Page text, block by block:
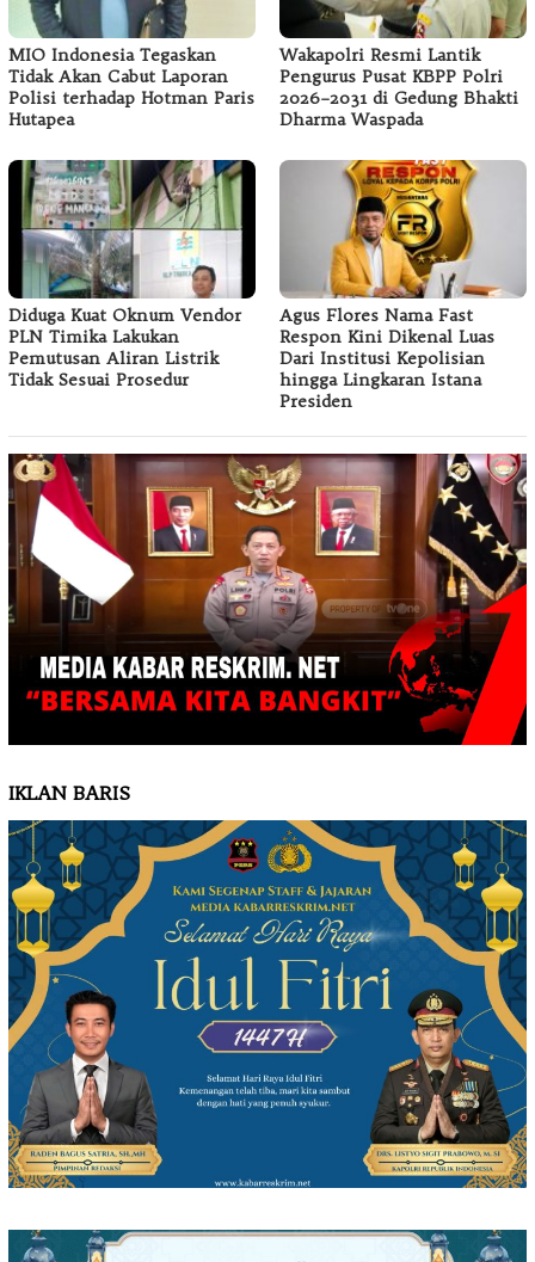
MIO Indonesia Tegaskan
Tidak Akan Cabut Laporan
Polisi terhadap Hotman Paris
Hutapea
Wakapolri Resmi Lantik
Pengurus Pusat KBPP Polri
2026–2031 di Gedung Bhakti
Dharma Waspada
Diduga Kuat Oknum Vendor
PLN Timika Lakukan
Pemutusan Aliran Listrik
Tidak Sesuai Prosedur
Agus Flores Nama Fast
Respon Kini Dikenal Luas
Dari Institusi Kepolisian
hingga Lingkaran Istana
Presiden
IKLAN BARIS